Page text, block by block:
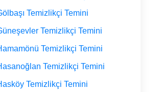
Temizlikçi Temini
Temizlikçi Temini
Temizlikçi Temini
Temizlikçi Temini
Temizlikçi Temini